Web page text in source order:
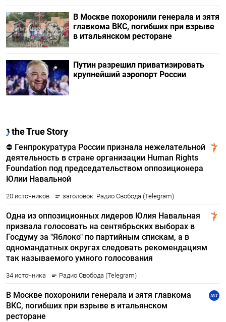
В Москве похоронили генерала и зятя
главкома ВКС, погибших при взрыве
в итальянском ресторане
Путин разрешил приватизировать
крупнейший аэропорт России